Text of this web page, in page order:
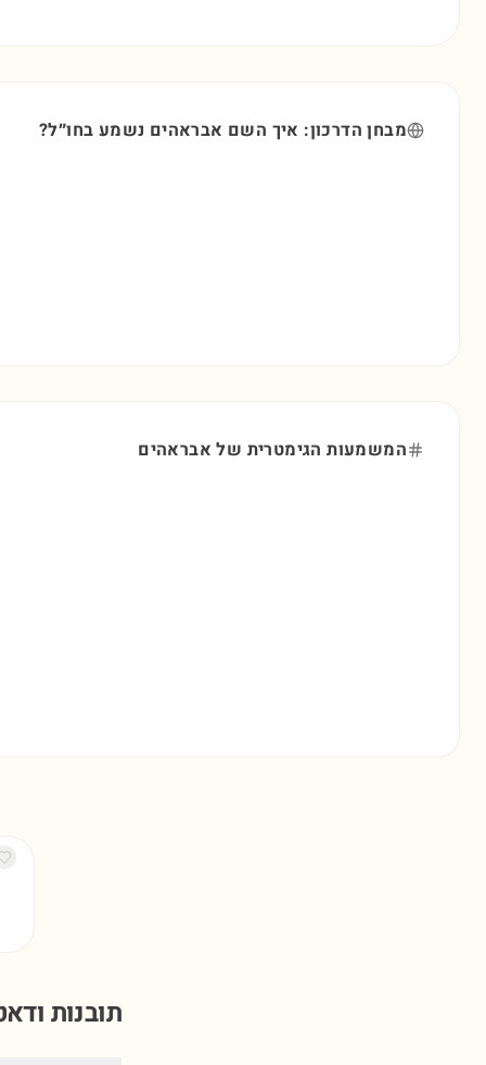
מבחן הדרכון: איך השם אבראהים נשמע בחו״ל?
המשמעות הגימטרית של אבראהים
תובנות